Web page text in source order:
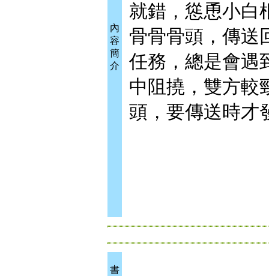
內
容
簡
介
就錯，慫恿小白
骨骨骨頭，傳送
任務，總是會遇
中阻撓，雙方較
頭，要傳送時
書